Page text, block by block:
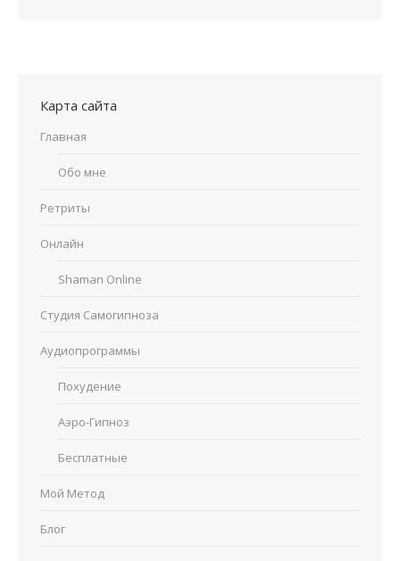
Карта сайта
Главная
Обо мне
Ретриты
Онлайн
Shaman Online
Студия Самогипноза
Аудиопрограммы
Похудение
Аэро-Гипноз
Бесплатные
Мой Метод
Блог